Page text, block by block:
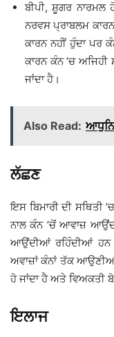
ਬੀਪੀ, ਸ਼ੂਗਰ ਨਾਰਮਲ
ਨਰਵਸ ਪ੍ਰਾਬਲਮ
ਕਾਰਨ ਨਹੀਂ ਹੁੰਦਾ ਪਰ
ਕਾਰਨ ਕੰਨ ’ਚ
ਜਾਂਦਾ ਹੈ।
Also Read:
ਲੱਛਣ
ਇਸ ਬਿਮਾਰੀ ਦੀ ਸਥਿਤੀ
ਨਾਲ ਕੰਨ ’ਚੋਂ ਆਵਾਜ਼
ਆਉਂਦੀਆਂ ਰਹਿੰਦੀਆਂ ਹਨ
ਅਵਾਜ਼ਾਂ ਕੰਨਾਂ ਤੱਕ
ਹੋ ਜਾਂਦਾ ਹੈ ਅਤੇ ਵਿਅਕਤੀ
ਇਲਾਜ